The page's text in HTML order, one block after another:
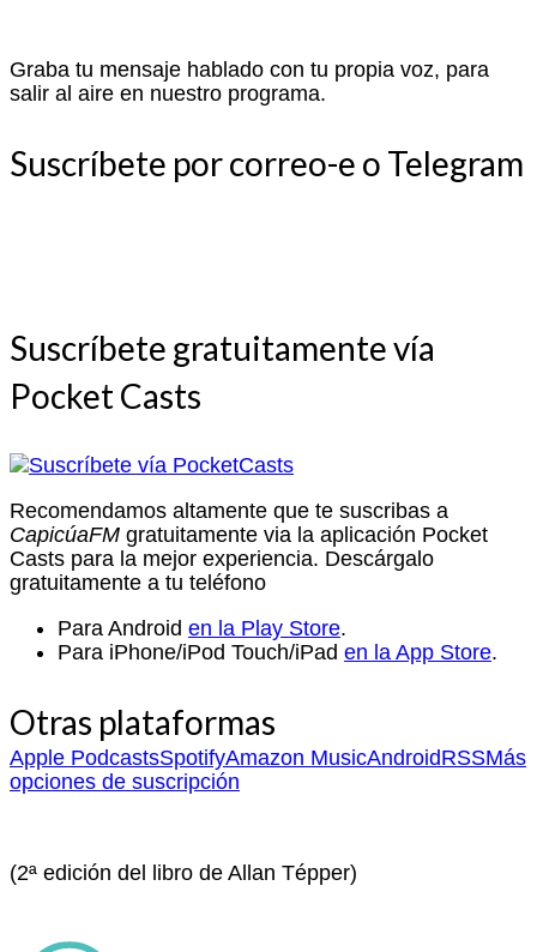
Graba tu mensaje hablado con tu propia voz, para
salir al aire en nuestro programa.
Suscríbete por correo-e o Telegram
Suscríbete gratuitamente vía
Pocket Casts
Recomendamos altamente que te suscribas a
CapicúaFM gratuitamente via la aplicación Pocket
Casts para la mejor experiencia. Descárgalo
gratuitamente a tu teléfono
Para Android en la Play Store.
Para iPhone/iPod Touch/iPad en la App Store.
Otras plataformas
Apple PodcastsSpotifyAmazon MusicAndroidRSSMás
opciones de suscripción
(2ª edición del libro de Allan Tépper)